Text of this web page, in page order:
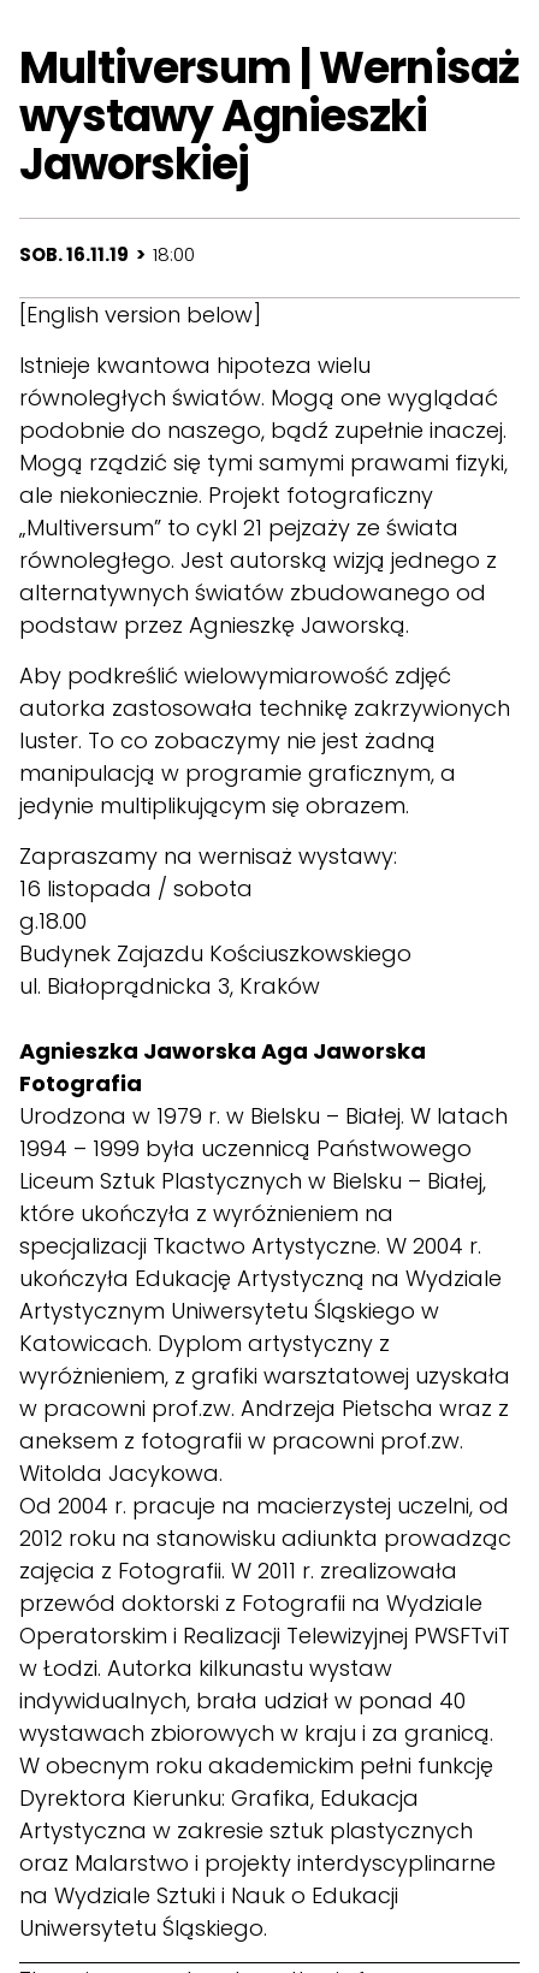
Multiversum | Wernisaż
wystawy Agnieszki
Jaworskiej
SOB. 16.11.19 > 18:00
[English version below]
Istnieje kwantowa hipoteza wielu
równoległych światów. Mogą one wyglądać
podobnie do naszego, bądź zupełnie inaczej.
Mogą rządzić się tymi samymi prawami fizyki,
ale niekoniecznie. Projekt fotograficzny
„Multiversum” to cykl 21 pejzaży ze świata
równoległego. Jest autorską wizją jednego z
alternatywnych światów zbudowanego od
podstaw przez Agnieszkę Jaworską.
Aby podkreślić wielowymiarowość zdjęć
autorka zastosowała technikę zakrzywionych
luster. To co zobaczymy nie jest żadną
manipulacją w programie graficznym, a
jedynie multiplikującym się obrazem.
Zapraszamy na wernisaż wystawy:
16 listopada / sobota
g.18.00
Budynek Zajazdu Kościuszkowskiego
ul. Białoprądnicka 3, Kraków
Agnieszka Jaworska Aga Jaworska
Fotografia
Urodzona w 1979 r. w Bielsku – Białej. W latach
1994 – 1999 była uczennicą Państwowego
Liceum Sztuk Plastycznych w Bielsku – Białej,
które ukończyła z wyróżnieniem na
specjalizacji Tkactwo Artystyczne. W 2004 r.
ukończyła Edukację Artystyczną na Wydziale
Artystycznym Uniwersytetu Śląskiego w
Katowicach. Dyplom artystyczny z
wyróżnieniem, z grafiki warsztatowej uzyskała
w pracowni prof.zw. Andrzeja Pietscha wraz z
aneksem z fotografii w pracowni prof.zw.
Witolda Jacykowa.
Od 2004 r. pracuje na macierzystej uczelni, od
2012 roku na stanowisku adiunkta prowadząc
zajęcia z Fotografii. W 2011 r. zrealizowała
przewód doktorski z Fotografii na Wydziale
Operatorskim i Realizacji Telewizyjnej PWSFTviT
w Łodzi. Autorka kilkunastu wystaw
indywidualnych, brała udział w ponad 40
wystawach zbiorowych w kraju i za granicą.
W obecnym roku akademickim pełni funkcję
Dyrektora Kierunku: Grafika, Edukacja
Artystyczna w zakresie sztuk plastycznych
oraz Malarstwo i projekty interdyscyplinarne
na Wydziale Sztuki i Nauk o Edukacji
Uniwersytetu Śląskiego.